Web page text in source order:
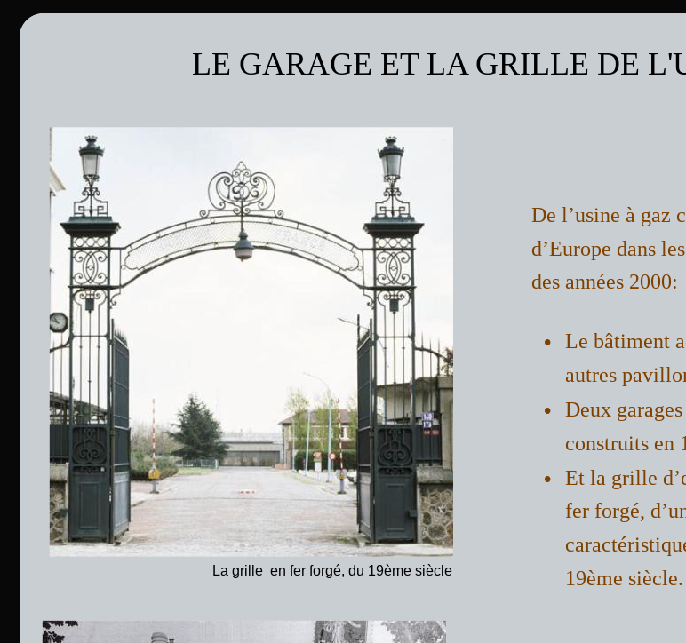
De l’usine à gaz
d’Europe dans
des années 2000:
•
Le bâtiment
autres
•
Deux
construits en
•
Et la grille
fer forgé,
19ème siècle.
LE GARAGE ET LA GRILLE DE
La grille  en fer forgé, du 19ème siècle